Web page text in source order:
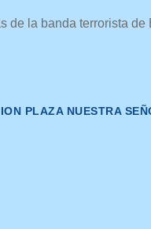
de la banda terrorista de
PLAZA NUESTRA